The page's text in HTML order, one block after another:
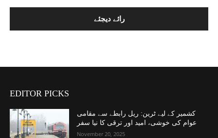
EDITOR PICKS
کشمیر کے لیے ٹرین: ریل رابطے سے مقامی
عوام کی خوشی، امید اور ترقی کا نیا سفر
November 20, 2025